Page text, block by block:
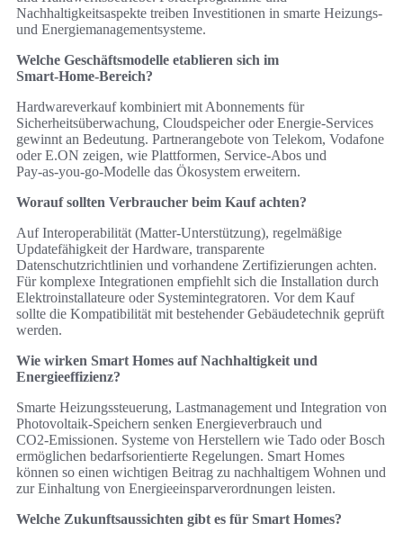
Nachhaltigkeitsaspekte treiben Investitionen in smarte Heizungs‑
und Energiemanagementsysteme.
Welche Geschäftsmodelle etablieren sich im
Smart‑Home‑Bereich?
Hardwareverkauf kombiniert mit Abonnements für
Sicherheitsüberwachung, Cloudspeicher oder Energie‑Services
gewinnt an Bedeutung. Partnerangebote von Telekom, Vodafone
oder E.ON zeigen, wie Plattformen, Service‑Abos und
Pay‑as‑you‑go‑Modelle das Ökosystem erweitern.
Worauf sollten Verbraucher beim Kauf achten?
Auf Interoperabilität (Matter‑Unterstützung), regelmäßige
Updatefähigkeit der Hardware, transparente
Datenschutzrichtlinien und vorhandene Zertifizierungen achten.
Für komplexe Integrationen empfiehlt sich die Installation durch
Elektroinstallateure oder Systemintegratoren. Vor dem Kauf
sollte die Kompatibilität mit bestehender Gebäudetechnik geprüft
werden.
Wie wirken Smart Homes auf Nachhaltigkeit und
Energieeffizienz?
Smarte Heizungssteuerung, Lastmanagement und Integration von
Photovoltaik‑Speichern senken Energieverbrauch und
CO2‑Emissionen. Systeme von Herstellern wie Tado oder Bosch
ermöglichen bedarfsorientierte Regelungen. Smart Homes
können so einen wichtigen Beitrag zu nachhaltigem Wohnen und
zur Einhaltung von Energieeinsparverordnungen leisten.
Welche Zukunftsaussichten gibt es für Smart Homes?